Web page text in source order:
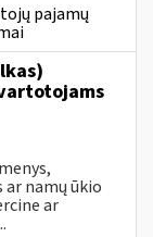
pajamų
namų ūkio
ar